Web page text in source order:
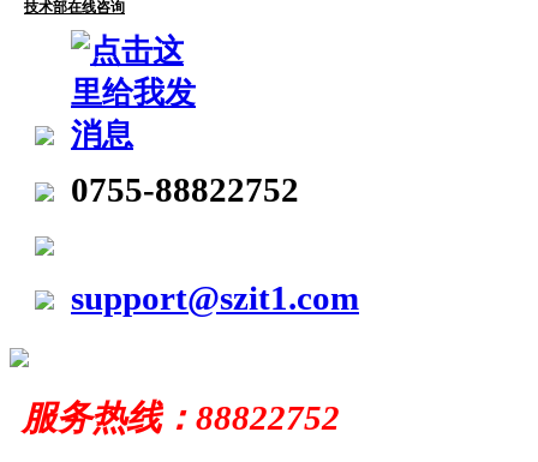
技术部在线咨询
0755-88822752
support@szit1.com
服务热线： 88822752